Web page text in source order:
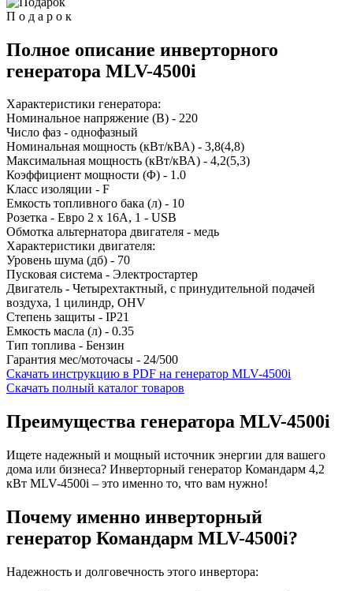
П о д а р о к
Полное описание инверторного
генератора MLV-4500i
Характеристики генератора:
Номинальное напряжение (В) - 220
Число фаз - однофазный
Номинальная мощность (кВт/кВА) - 3,8(4,8)
Максимальная мощность (кВт/кВА) - 4,2(5,3)
Коэффициент мощности (Φ) - 1.0
Класс изоляции - F
Емкость топливного бака (л) - 10
Розетка - Евро 2 х 16A, 1 - USB
Обмотка альтернатора двигателя - медь
Характеристики двигателя:
Уровень шума (дб) - 70
Пусковая система - Электростартер
Двигатель - Четырехтактный, с принудительной подачей
воздуха, 1 цилиндр, OHV
Степень защиты - IP21
Емкость масла (л) - 0.35
Тип топлива - Бензин
Гарантия мес/моточасы - 24/500
Скачать инструкцию в PDF на генератор MLV-4500i
Скачать полный каталог товаров
Преимущества генератора MLV-4500i
Ищете надежный и мощный источник энергии для вашего
дома или бизнеса? Инверторный генератор Командарм 4,2
кВт MLV-4500i – это именно то, что вам нужно!
Почему именно инверторный
генератор Командарм MLV-4500i?
Надежность и долговечность этого инвертора: